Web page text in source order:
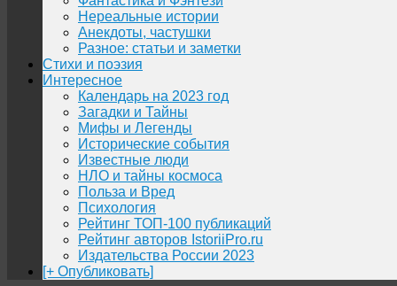
Нереальные истории
Анекдоты, частушки
Разное: статьи и заметки
Стихи и поэзия
Интересное
Календарь на 2023 год
Загадки и Тайны
Мифы и Легенды
Исторические события
Известные люди
НЛО и тайны космоса
Польза и Вред
Психология
Рейтинг ТОП-100 публикаций
Рейтинг авторов IstoriiPro.ru
Издательства России 2023
[+ Опубликовать]